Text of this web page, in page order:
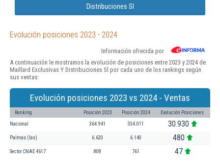
Distribuciones Sl
Evolución posiciones 2023 - 2024
Información ofrecida por
A continuación le mostramos la evolución de posiciones entre 2023 y 2024 de
Maillard Exclusivas Y Distribuciones Sl por cada uno de los rankings según
sus ventas:
Evolución posiciones 2023 vs 2024 - Ventas
Ranking Posición 2023 Posición 2024 Evolución Posiciones
Nacional 364.941 334.011 30.930
Palmas (las) 6.620 6.140 480
Sector CNAE 4617 808 761 47